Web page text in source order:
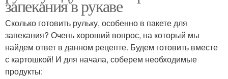
запекания в рукаве
Сколько готовить рульку, особенно в пакете для
запекания? Очень хороший вопрос, на который мы
найдем ответ в данном рецепте. Будем готовить вместе
с картошкой! И для начала, соберем необходимые
продукты: